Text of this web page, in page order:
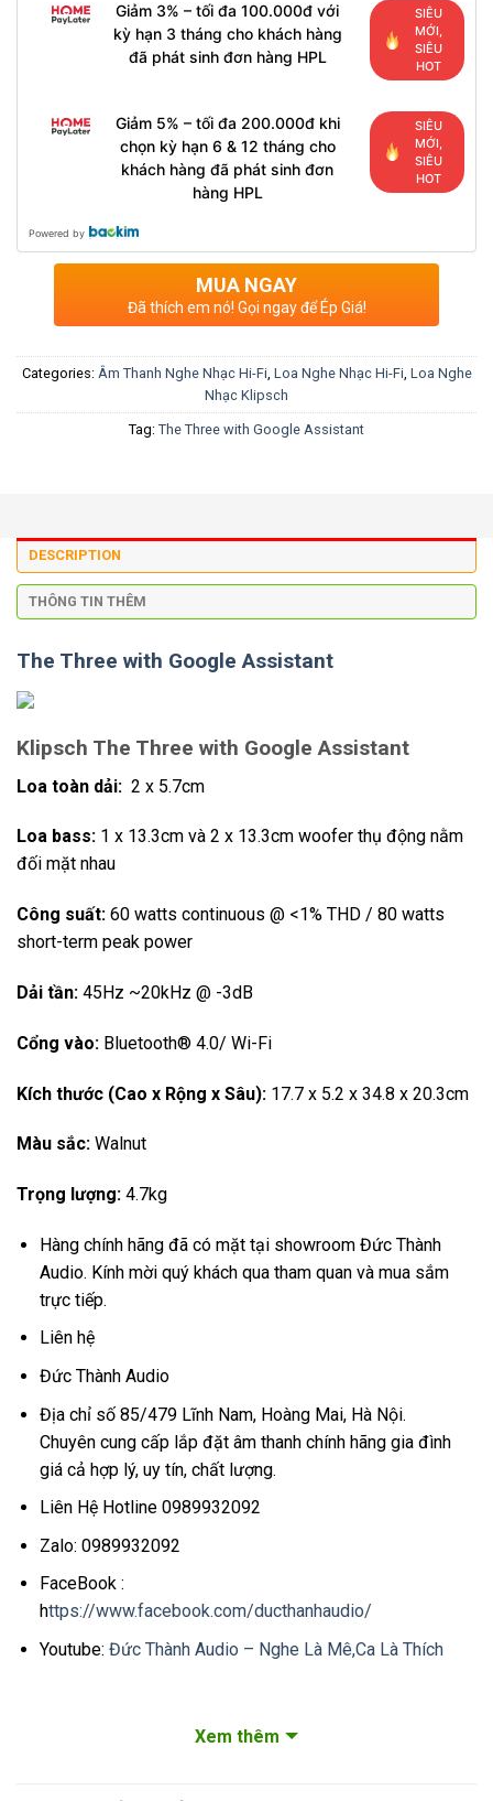
Giảm 3% – tối đa 100.000đ với
kỳ hạn 3 tháng cho khách hàng
đã phát sinh đơn hàng HPL
SIÊU
MỚI,
SIÊU
HOT
Giảm 5% – tối đa 200.000đ khi
chọn kỳ hạn 6 & 12 tháng cho
khách hàng đã phát sinh đơn
hàng HPL
SIÊU
MỚI,
SIÊU
HOT
Powered by
MUA NGAY
Đã thích em nó! Gọi ngay để Ép Giá!
Categories: Âm Thanh Nghe Nhạc Hi-Fi Loa Nghe Nhạc Hi-Fi Loa Nghe
Nhạc Klipsch
Tag: The Three with Google Assistant
DESCRIPTION
THÔNG TIN THÊM
The Three with Google Assistant
Klipsch The Three with Google Assistant
Loa toàn dải: 2 x 5.7cm
Loa bass: 1 x 13.3cm và 2 x 13.3cm woofer thụ động nằm
đối mặt nhau
Công suất: 60 watts continuous @ <1% THD / 80 watts
short-term peak power
Dải tần: 45Hz ~20kHz @ -3dB
Cổng vào: Bluetooth® 4.0/ Wi-Fi
Kích thước (Cao x Rộng x Sâu): 17.7 x 5.2 x 34.8 x 20.3cm
Màu sắc: Walnut
Trọng lượng: 4.7kg
Hàng chính hãng đã có mặt tại showroom Đức Thành
Audio. Kính mời quý khách qua tham quan và mua sắm
trực tiếp.
Liên hệ
Đức Thành Audio
Địa chỉ số 85/479 Lĩnh Nam, Hoàng Mai, Hà Nội.
Chuyên cung cấp lắp đặt âm thanh chính hãng gia đình
giá cả hợp lý, uy tín, chất lượng.
Liên Hệ Hotline 0989932092
Zalo: 0989932092
FaceBook :
https://www.facebook.com/ducthanhaudio/
Youtube: Đức Thành Audio – Nghe Là Mê,Ca Là Thích
Xem thêm